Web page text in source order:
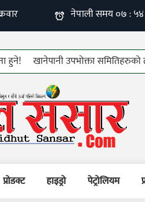
खानेपानी उपभोक्ता समितिहरुको तीन
प्रोडक्ट हाइड्रो पेट्रोलियम